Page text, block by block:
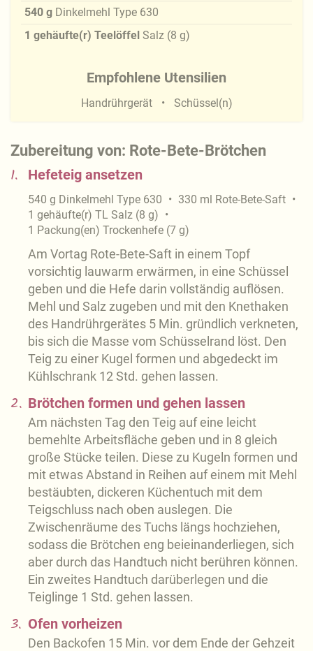
Zubereitung von: Rote-Bete-Brötchen
1. Hefeteig ansetzen
540 g Dinkelmehl Type 630 330 ml Rote-Bete-Saft
1 gehäufte(r) TL Salz (8 g)
1 Packung(en) Trockenhefe (7 g)
Am Vortag Rote-Bete-Saft in einem Topf
vorsichtig lauwarm erwärmen, in eine Schüssel
geben und die Hefe darin vollständig auflösen.
Mehl und Salz zugeben und mit den Knethaken
des Handrührgerätes 5 Min. gründlich verkneten,
bis sich die Masse vom Schüsselrand löst. Den
Teig zu einer Kugel formen und abgedeckt im
Kühlschrank 12 Std. gehen lassen.
2. Brötchen formen und gehen lassen
Am nächsten Tag den Teig auf eine leicht
bemehlte Arbeitsfläche geben und in 8 gleich
große Stücke teilen. Diese zu Kugeln formen und
mit etwas Abstand in Reihen auf einem mit Mehl
bestäubten, dickeren Küchentuch mit dem
Teigschluss nach oben auslegen. Die
Zwischenräume des Tuchs längs hochziehen,
sodass die Brötchen eng beieinanderliegen, sich
aber durch das Handtuch nicht berühren können.
Ein zweites Handtuch darüberlegen und die
Teiglinge 1 Std. gehen lassen.
3. Ofen vorheizen
Den Backofen 15 Min. vor dem Ende der Gehzeit
540 g Dinkelmehl Type 630
1 gehäufte(r) Teelöffel Salz (8 g)
Empfohlene Utensilien
Handrührgerät Schüssel(n)